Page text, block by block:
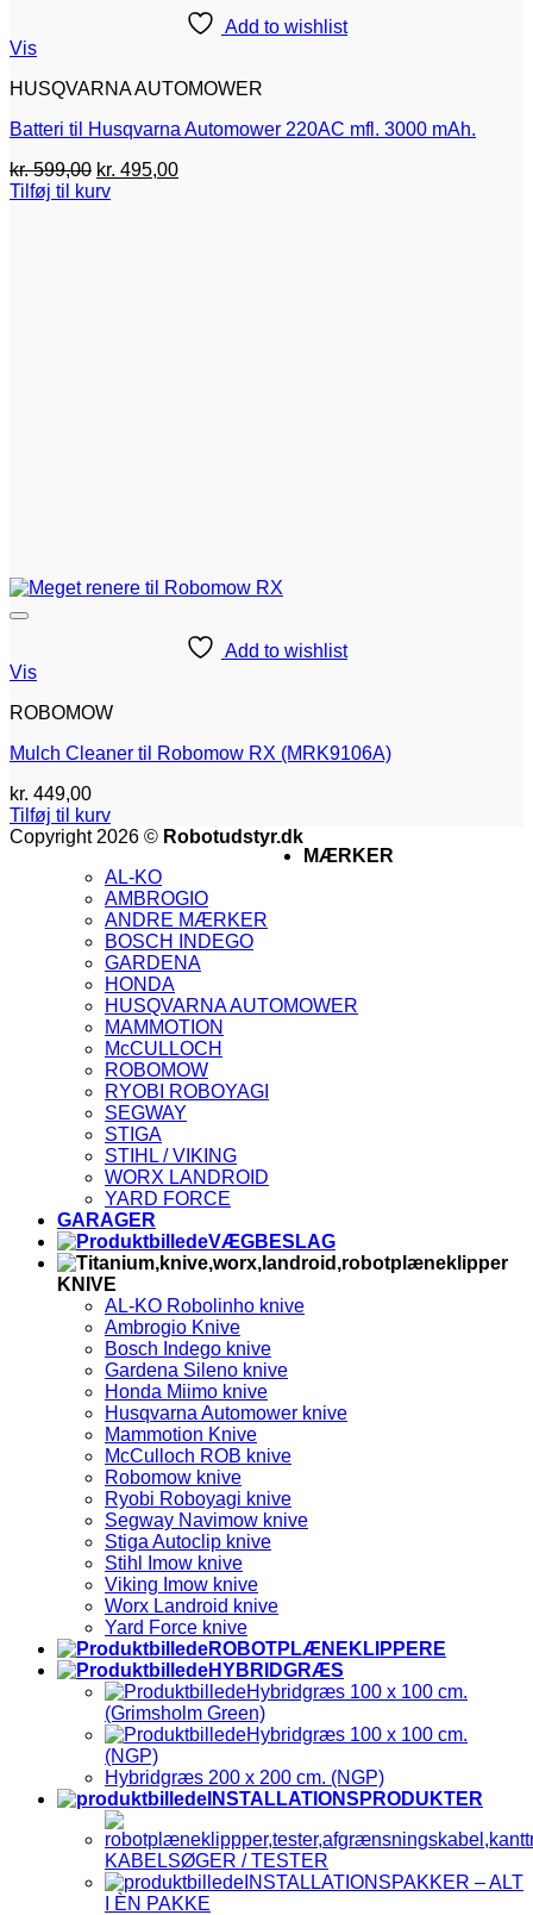
Add to wishlist
Vis
HUSQVARNA AUTOMOWER
Batteri til Husqvarna Automower 220AC mfl. 3000 mAh.
kr.599,00 Den
oprindelige
kr. 495,00Den
Tilføj til kurv
Add to wishlist
Vis
ROBOMOW
Mulch Cleaner til Robomow RX (MRK9106A)
kr. 449,00
Tilføj til kurv
Copyright 2026 © Robotudstyr.dk
MÆRKER
AL-KO
AMBROGIO
ANDRE MÆRKER
BOSCH INDEGO
GARDENA
HONDA
HUSQVARNA AUTOMOWER
MAMMOTION
McCULLOCH
ROBOMOW
RYOBI ROBOYAGI
SEGWAY
STIGA
STIHL / VIKING
WORX LANDROID
YARD FORCE
GARAGER
VÆGBESLAG
KNIVE
AL-KO Robolinho knive
Ambrogio Knive
Bosch Indego knive
Gardena Sileno knive
Honda Miimo knive
Husqvarna Automower knive
Mammotion Knive
McCulloch ROB knive
Robomow knive
Ryobi Roboyagi knive
Segway Navimow knive
Stiga Autoclip knive
Stihl Imow knive
Viking Imow knive
Worx Landroid knive
Yard Force knive
ROBOTPLÆNEKLIPPERE
HYBRIDGRÆS
Hybridgræs 100 x 100 cm.
(Grimsholm Green)
Hybridgræs 100 x 100 cm.
(NGP)
Hybridgræs 200 x 200 cm. (NGP)
INSTALLATIONSPRODUKTER
KABELSØGER / TESTER
INSTALLATIONSPAKKER – ALT
I ÈN PAKKE